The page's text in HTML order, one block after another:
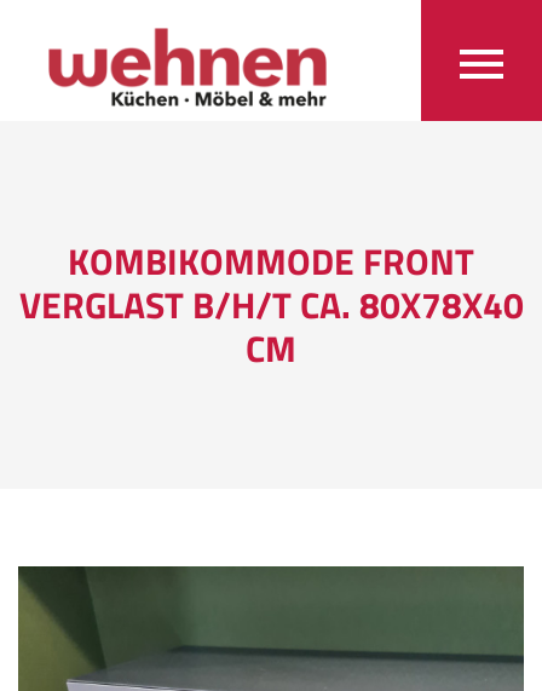
KOMBIKOMMODE FRONT
VERGLAST B/H/T CA. 80X78X40
CM